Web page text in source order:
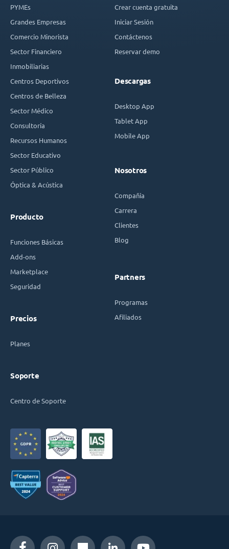
PYMEs
Grandes Empresas
Comercio Minorista
Sector Financiero
Inmobiliarias
Centros Deportivos
Centros de Belleza
Sector Médico
Consultoría
Recursos Humanos
Sector Educativo
Sector Público
Óptica & Acústica
Producto
Funciones Básicas
Add-ons
Marketplace
Seguridad
Precios
Planes
Soporte
Centro de Soporte
Crear cuenta gratuita
Iniciar Sesión
Contáctenos
Reservar demo
Descargas
Desktop App
Tablet App
Mobile App
Nosotros
Compañía
Carrera
Clientes
Blog
Partners
Programas
Afiliados